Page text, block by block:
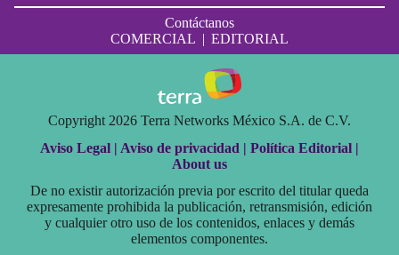
Contáctanos
COMERCIAL | EDITORIAL
Copyright 2026 Terra Networks México S.A. de C.V.
Aviso Legal | Aviso de privacidad | Política Editorial |
About us
De no existir autorización previa por escrito del titular queda
expresamente prohibida la publicación, retransmisión, edición
y cualquier otro uso de los contenidos, enlaces y demás
elementos componentes.